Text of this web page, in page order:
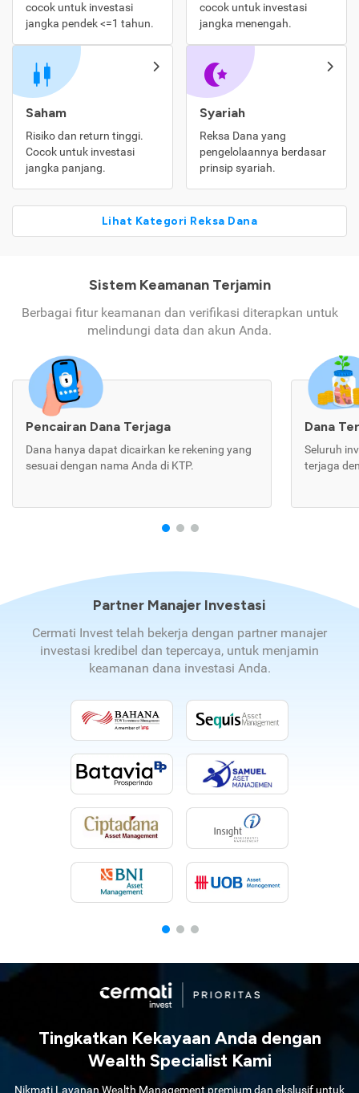
cocok untuk investasi
jangka pendek <=1 tahun.
cocok untuk investasi
jangka menengah.
Saham
Risiko dan return tinggi.
Cocok untuk investasi
jangka panjang.
Syariah
Reksa Dana yang
pengelolaannya berdasar
prinsip syariah.
Lihat Kategori Reksa Dana
Sistem Keamanan Terjamin
Berbagai fitur keamanan dan verifikasi diterapkan untuk
melindungi data dan akun Anda.
Pencairan Dana Terjaga
Dana hanya dapat dicairkan ke rekening yang
sesuai dengan nama Anda di KTP.
Dana
Seluruh
terjaga
Partner Manajer Investasi
Cermati Invest telah bekerja dengan partner manajer
investasi kredibel dan tepercaya, untuk menjamin
keamanan dana investasi Anda.
Tingkatkan Kekayaan Anda dengan
Wealth Specialist Kami
Nikmati Layanan Wealth Management premium dan ekslusif untuk